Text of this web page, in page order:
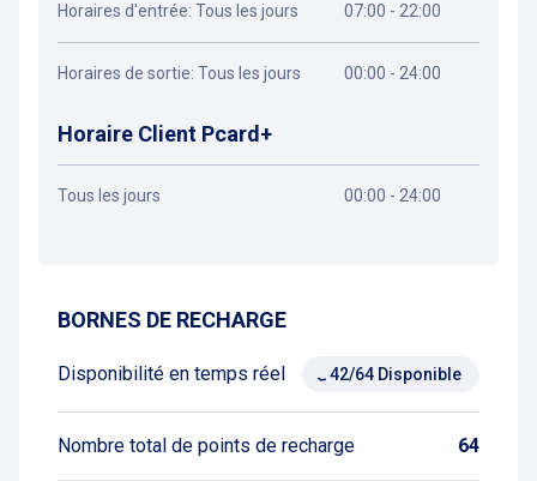
Horaires d'entrée: Tous les jours 07:00 - 22:00
Horaires de sortie: Tous les jours 00:00 - 24:00
Horaire Client Pcard+
Tous les jours 00:00 - 24:00
BORNES DE RECHARGE
Disponibilité en temps réel 42/64 Disponible
Nombre total de points de recharge 64